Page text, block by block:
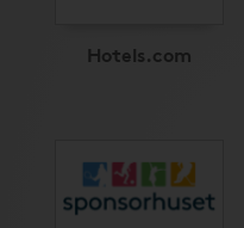
Hotels.com